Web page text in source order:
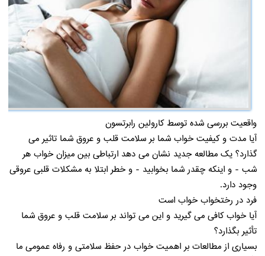
واقعیت بررسی شده توسط کارولین رابرتسون
آیا مدت و کیفیت خواب شما بر سلامت قلب و عروق شما تاثیر می
گذارد؟ یک مطالعه جدید نشان می دهد ارتباطی بین میزان خواب هر
شب - و اینکه چقدر شما بخوابید - و خطر ابتلا به مشکلات قلبی عروقی
وجود دارد.
فرد در رختخواب خواب است
آیا خواب کافی می گیرید و این می تواند بر سلامت قلب و عروق شما
تأثیر بگذارد؟
بسیاری از مطالعات بر اهمیت خواب در حفظ سلامتی و رفاه عمومی ما